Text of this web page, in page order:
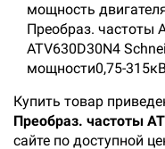
мощность
Преобраз. частоты
ATV630D30N4
мощности0,75-
Купить товар
Преобраз. частоты
сайте по доступной